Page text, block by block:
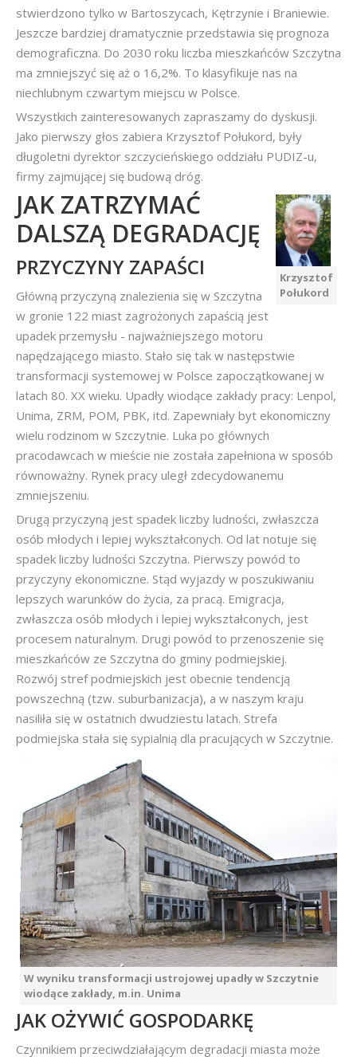
stwierdzono tylko w Bartoszycach, Kętrzynie i Braniewie.
Jeszcze bardziej dramatycznie przedstawia się prognoza
demograficzna. Do 2030 roku liczba mieszkańców Szczytna
ma zmniejszyć się aż o 16,2%. To klasyfikuje nas na
niechlubnym czwartym miejscu w Polsce.
Wszystkich zainteresowanych zapraszamy do dyskusji.
Jako pierwszy głos zabiera Krzysztof Połukord, były
długoletni dyrektor szczycieńskiego oddziału PUDIZ-u,
firmy zajmującej się budową dróg.
Krzysztof
Połukord
JAK ZATRZYMAĆ
DALSZĄ DEGRADACJĘ
PRZYCZYNY ZAPAŚCI
Główną przyczyną znalezienia się w Szczytna
w gronie 122 miast zagrożonych zapaścią jest
upadek przemysłu - najważniejszego motoru
napędzającego miasto. Stało się tak w następstwie
transformacji systemowej w Polsce zapoczątkowanej w
latach 80. XX wieku. Upadły wiodące zakłady pracy: Lenpol,
Unima, ZRM, POM, PBK, itd. Zapewniały byt ekonomiczny
wielu rodzinom w Szczytnie. Luka po głównych
pracodawcach w mieście nie została zapełniona w sposób
równoważny. Rynek pracy uległ zdecydowanemu
zmniejszeniu.
Drugą przyczyną jest spadek liczby ludności, zwłaszcza
osób młodych i lepiej wykształconych. Od lat notuje się
spadek liczby ludności Szczytna. Pierwszy powód to
przyczyny ekonomiczne. Stąd wyjazdy w poszukiwaniu
lepszych warunków do życia, za pracą. Emigracja,
zwłaszcza osób młodych i lepiej wykształconych, jest
procesem naturalnym. Drugi powód to przenoszenie się
mieszkańców ze Szczytna do gminy podmiejskiej.
Rozwój stref podmiejskich jest obecnie tendencją
powszechną (tzw. suburbanizacja), a w naszym kraju
nasiliła się w ostatnich dwudziestu latach. Strefa
podmiejska stała się sypialnią dla pracujących w Szczytnie.
W wyniku transformacji ustrojowej upadły w Szczytnie
wiodące zakłady, m.in. Unima
JAK OŻYWIĆ GOSPODARKĘ
Czynnikiem przeciwdziałającym degradacji miasta może